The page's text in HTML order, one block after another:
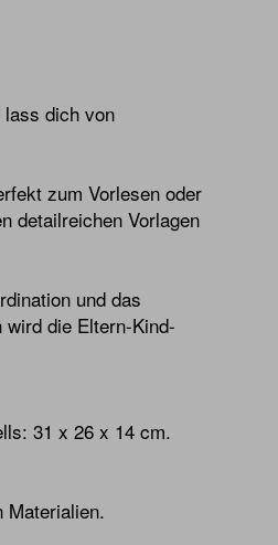
lass dich von
zum Vorlesen oder
detailreichen Vorlagen
und das
die Eltern-Kind-
31 x 26 x 14 cm.
Materialien.